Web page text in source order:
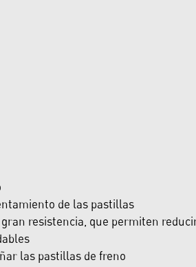
de las pastillas
resistencia, que permiten
las pastillas de freno